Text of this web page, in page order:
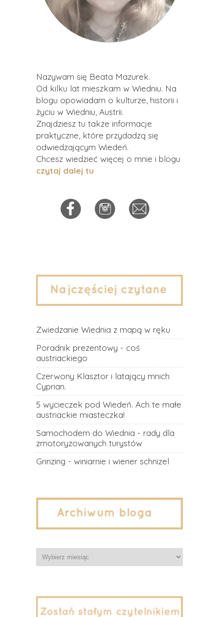
Nazywam się Beata Mazurek.
Od kilku lat mieszkam w Wiedniu. Na
blogu opowiadam o kulturze, historii i
życiu w Wiedniu, Austrii.
Znajdziesz tu także informacje
praktyczne, które przydadzą się
odwiedzającym Wiedeń.
Chcesz wiedzieć więcej o mnie i blogu
czytaj dalej tu
Zwiedzanie Wiednia z mapą w ręku
Poradnik prezentowy - coś
austriackiego
Czerwony Klasztor i latający mnich
Cyprian.
5 wycieczek pod Wiedeń. Ach te małe
austriackie miasteczka!
Samochodem do Wiednia - rady dla
zmotoryzowanych turystów
Grinzing - winiarnie i wiener schnizel
Archiwa